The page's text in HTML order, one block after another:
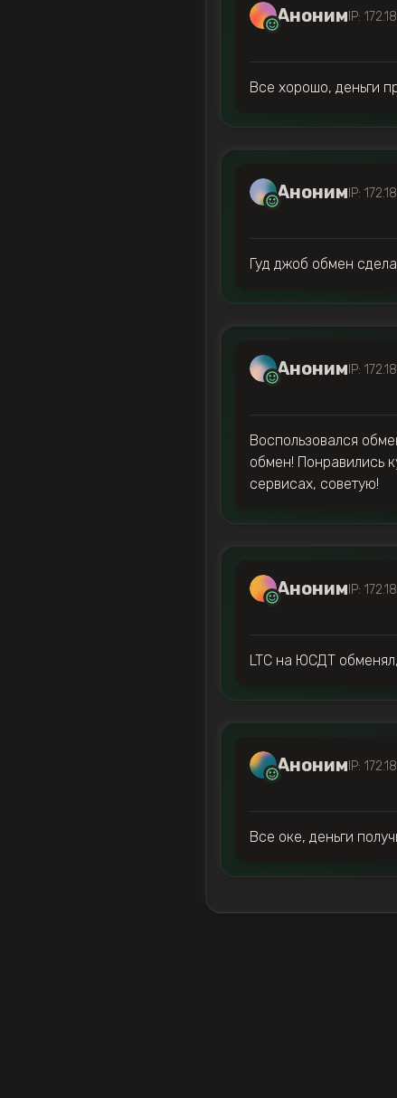
Аноним IP:
Все хорошо, деньги
Аноним IP:
Гуд джоб обмен
Аноним IP:
Воспользовался
обмен! Понравились
сервисах, советую!
Аноним IP:
LTC на ЮСДТ
Аноним IP:
Все оке, деньги